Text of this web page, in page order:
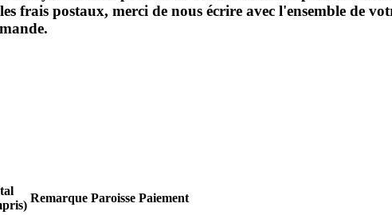
frais postaux, merci de nous écrire avec l'ensemble de
Remarque Paroisse Paiement